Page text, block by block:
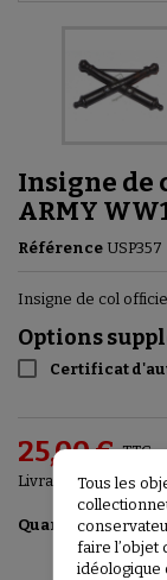
Insigne de
ARMY
Référence USP357
Insigne de col
Options
Certificat
25,00 € TTC
Livraison entre 3 et
Quantité
Tous les
faire l’objet
idéologique